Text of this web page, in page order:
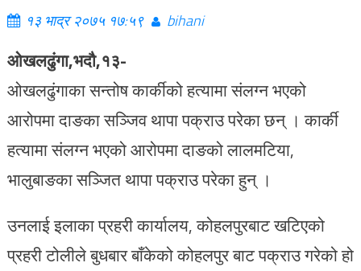
१३ भाद्र २०७५ १७:५९ bihani
ओखलढुंगा,भदौ,१३-
ओखलढुंगाका सन्तोष कार्कीको हत्यामा संलग्न भएको
आरोपमा दाङका सञ्जिव थापा पक्राउ परेका छन् । कार्की
हत्यामा संलग्न भएको आरोपमा दाङको लालमटिया,
भालुबाङका सञ्जित थापा पक्राउ परेका हुन् ।
उनलाई इलाका प्रहरी कार्यालय, कोहलपुरबाट खटिएको
प्रहरी टोलीले बुधबार बाँकेको कोहलपुर बाट पक्राउ गरेको हो